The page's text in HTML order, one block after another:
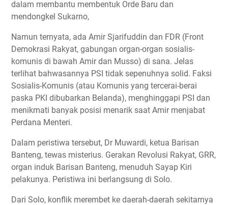
dalam membantu membentuk Orde Baru dan
mendongkel Sukarno,
Namun ternyata, ada Amir Sjarifuddin dan FDR (Front
Demokrasi Rakyat, gabungan organ-organ sosialis-
komunis di bawah Amir dan Musso) di sana. Jelas
terlihat bahwasannya PSI tidak sepenuhnya solid. Faksi
Sosialis-Komunis (atau Komunis yang tercerai-berai
paska PKI dibubarkan Belanda), menghinggapi PSI dan
menikmati banyak posisi menarik saat Amir menjabat
Perdana Menteri.
Dalam peristiwa tersebut, Dr Muwardi, ketua Barisan
Banteng, tewas misterius. Gerakan Revolusi Rakyat, GRR,
organ induk Barisan Banteng, menuduh Sayap Kiri
pelakunya. Peristiwa ini berlangsung di Solo.
Dari Solo, konflik merembet ke daerah-daerah sekitarnya